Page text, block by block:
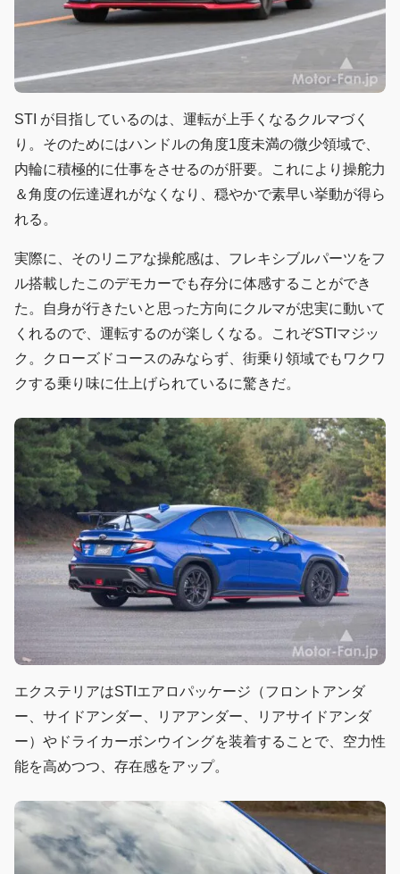
STI が目指しているのは、運転が上手くなるクルマづく
り。そのためにはハンドルの角度1度未満の微少領域で、
内輪に積極的に仕事をさせるのが肝要。これにより操舵力
＆角度の伝達遅れがなくなり、穏やかで素早い挙動が得ら
れる。
実際に、そのリニアな操舵感は、フレキシブルパーツをフ
ル搭載したこのデモカーでも存分に体感することができ
た。自身が行きたいと思った方向にクルマが忠実に動いて
くれるので、運転するのが楽しくなる。これぞSTIマジッ
ク。クローズドコースのみならず、街乗り領域でもワクワ
クする乗り味に仕上げられているに驚きだ。
エクステリアはSTIエアロパッケージ（フロントアンダ
ー、サイドアンダー、リアアンダー、リアサイドアンダ
ー）やドライカーボンウイングを装着することで、空力性
能を高めつつ、存在感をアップ。